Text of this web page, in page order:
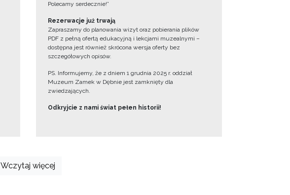
Polecamy serdecznie!”
Rezerwacje już trwają
Zapraszamy do planowania wizyt oraz pobierania plików
PDF z pełną ofertą edukacyjną i lekcjami muzealnymi –
dostępna jest również skrócona wersja oferty bez
szczegółowych opisów.
PS. Informujemy, że z dniem 1 grudnia 2025 r. oddział
Muzeum Zamek w Dębnie jest zamknięty dla
zwiedzających.
Odkryjcie z nami świat pełen historii!
Wczytaj więcej